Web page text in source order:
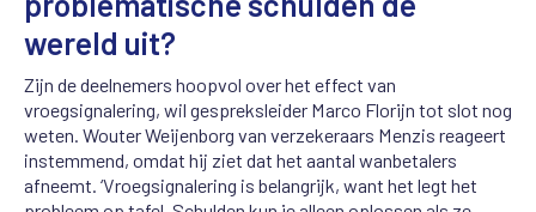
wereld uit?
Zijn de deelnemers hoopvol over het effect van
vroegsignalering, wil gespreksleider Marco Florijn tot slot nog
weten. WouterWeijenborg van verzekeraars Menzis reageert
instemmend, omdat hij ziet dat het aantal wanbetalers
afneemt. ‘Vroegsignalering is belangrijk, want het legt het